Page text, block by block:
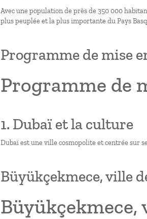
Avec une population de près de 350 000
plus peuplée et la plus importante du Pays
Programme de mise
Programme de
1. Dubaï et la culture
Dubaï est une ville cosmopolite et centrée sur
Büyükçekmece, ville